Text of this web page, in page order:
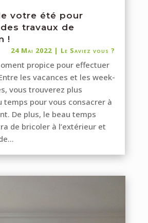
votre été pour
travaux de
!
24 Mai 2022 | Le Saviez vous ?
propice pour effectuer
les vacances et les week-
vous trouverez plus
temps pour vous consacrer à
De plus, le beau temps
de bricoler à l’extérieur et